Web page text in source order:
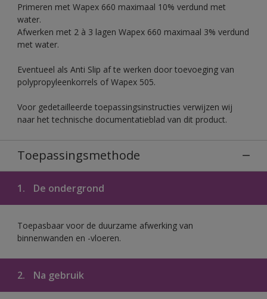
Primeren met Wapex 660 maximaal 10% verdund met
water.
Afwerken met 2 à 3 lagen Wapex 660 maximaal 3% verdund
met water.
Eventueel als Anti Slip af te werken door toevoeging van
polypropyleenkorrels of Wapex 505.
Voor gedetailleerde toepassingsinstructies verwijzen wij
naar het technische documentatieblad van dit product.
Toepassingsmethode
1. De ondergrond
Toepasbaar voor de duurzame afwerking van
binnenwanden en -vloeren.
2. Na gebruik